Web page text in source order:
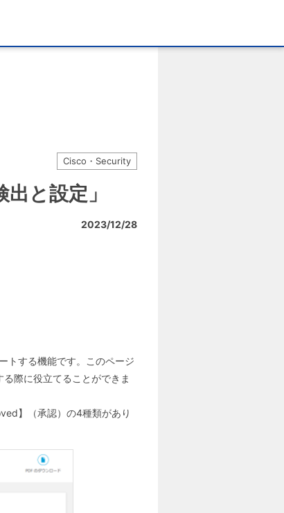
Cisco・Security
と設定」
2023/12/28
トする機能です。このページ
際に役立てることができま
】（承認）の4種類があり